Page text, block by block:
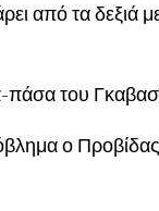
από τα δεξιά
του
ο